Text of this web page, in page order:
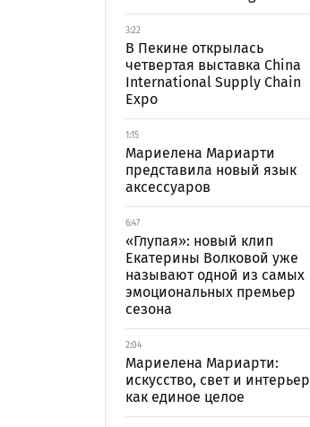
3:22
В Пекине открылась
четвертая выставка China
International Supply Chain
Expo
1:15
Мариелена Мариарти
представила новый язык
аксессуаров
6:47
«Глупая»: новый клип
Екатерины Волковой уже
называют одной из самых
эмоциональных премьер
сезона
2:04
Мариелена Мариарти:
искусство, свет и интерьер
как единое целое